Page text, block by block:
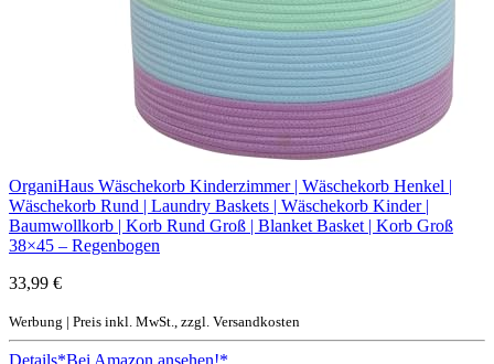
OrganiHaus Wäschekorb Kinderzimmer | Wäschekorb Henkel |
Wäschekorb Rund | Laundry Baskets | Wäschekorb Kinder |
Baumwollkorb | Korb Rund Groß | Blanket Basket | Korb Groß
38×45 – Regenbogen
33,99 €
Werbung | Preis inkl. MwSt., zzgl. Versandkosten
Details*Bei Amazon ansehen!*